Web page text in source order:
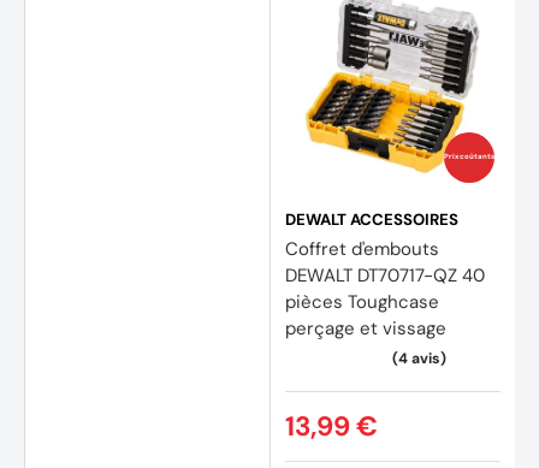
Prix coûtants
DEWALT ACCESSOIRES
Coffret d'embouts
DEWALT DT70717-QZ 40
pièces Toughcase
perçage et vissage
13,99 €